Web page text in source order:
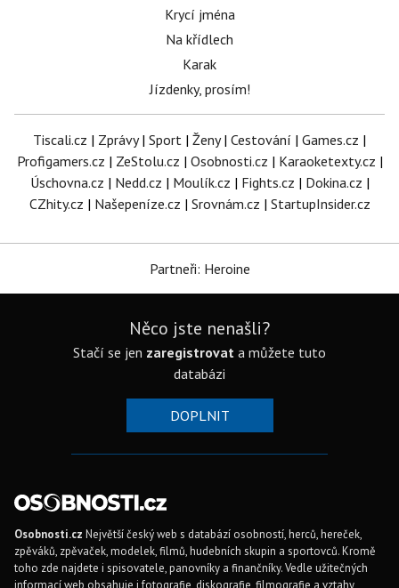
Krycí jména
Na křídlech
Karak
Jízdenky, prosím!
Tiscali.cz | Zprávy| Sport | Ženy| Cestování | Games.cz |
Profigamers.cz | ZeStolu.cz | Osobnosti.cz | Karaoketexty.cz |
Úschovna.cz | Nedd.cz | Moulík.cz | Fights.cz | Dokina.cz |
CZhity.cz | Našepeníze.cz | Srovnám.cz | StartupInsider.cz
Partneři: Heroine
Něco jste nenašli?
Stačí se jen zaregistrovat a můžete tuto
databázi
DOPLNIT
Osobnosti.cz Největší český web s databází osobností, herců, hereček,
zpěváků, zpěvaček, modelek, filmů, hudebních skupin a sportovců. Kromě
toho zde najdete i spisovatele, panovníky a finančníky. Vedle užitečných